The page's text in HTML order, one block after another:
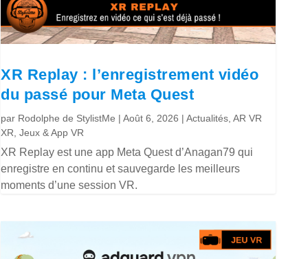
XR Replay : l’enregistrement vidéo
du passé pour Meta Quest
par Rodolphe de StylistMe |Août 6, 2026 |Actualités ,AR VR
XR ,Jeux & App VR
XR Replay est une app Meta Quest d’Anagan79 qui
enregistre en continu et sauvegarde les meilleurs
moments d’une session VR.